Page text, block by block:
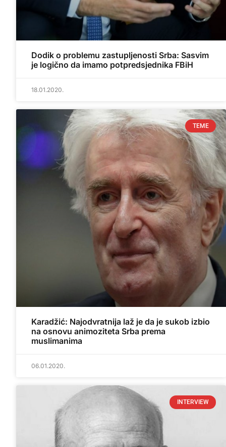
Dodik o problemu zastupljenosti Srba: Sasvim
je logično da imamo potpredsjednika FBiH
18.01.2020.
TEME
Karadžić: Najodvratnija laž je da je sukob izbio
na osnovu animoziteta Srba prema
muslimanima
06.01.2020.
INTERVIEW